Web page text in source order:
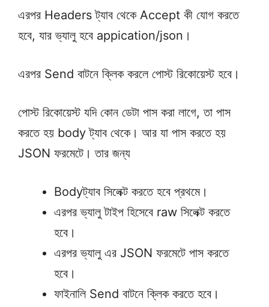
এরপর Headers ট্যাব থেকে Accept কী যোগ করতে
হবে, যার ভ্যালু হবে appication/json।
এরপর Send বাটনে ক্লিক করলে পোস্ট রিকোয়েস্ট হবে।
পোস্ট রিকোয়েস্ট যদি কোন ডেটা পাস করা লাগে, তা পাস
করতে হয় body ট্যাব থেকে। আর যা পাস করতে হয়
JSON ফরমেটে। তার জন্য
Bodyট্যাব সিলেক্ট করতে হবে প্রথমে।
এরপর ভ্যালু টাইপ হিসেবে raw সিলেক্ট করতে
হবে।
এরপর ভ্যালু এর JSON ফরমেটে পাস করতে
হবে।
ফাইনালি Send বাটনে ক্লিক করতে হবে।